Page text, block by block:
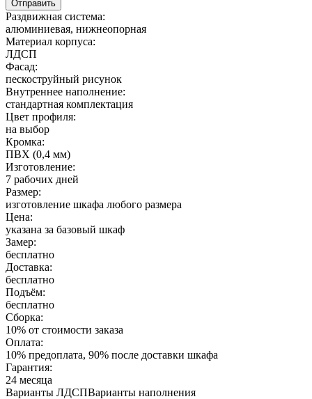
Раздвижная система:
алюминиевая, нижнеопорная
Материал корпуса:
ЛДСП
Фасад:
пескоструйный рисунок
Внутреннее наполнение:
стандартная комплектация
Цвет профиля:
на выбор
Кромка:
ПВХ (0,4 мм)
Изготовление:
7 рабочих дней
Размер:
изготовление шкафа любого размера
Цена:
указана за базовый шкаф
Замер:
бесплатно
Доставка:
бесплатно
Подъём:
бесплатно
Сборка:
10% от стоимости заказа
Оплата:
10% предоплата, 90% после доставки шкафа
Гарантия:
24 месяца
Варианты ЛДСПВарианты наполнения